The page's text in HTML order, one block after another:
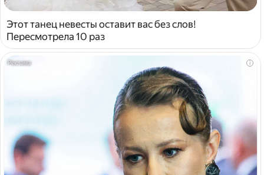
Этот танец невесты оставит вас без слов!
Пересмотрела 10 раз
i